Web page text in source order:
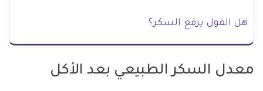
هل الفول يرفع السكر؟
معدل السكر الطبيعي بعد الأكل